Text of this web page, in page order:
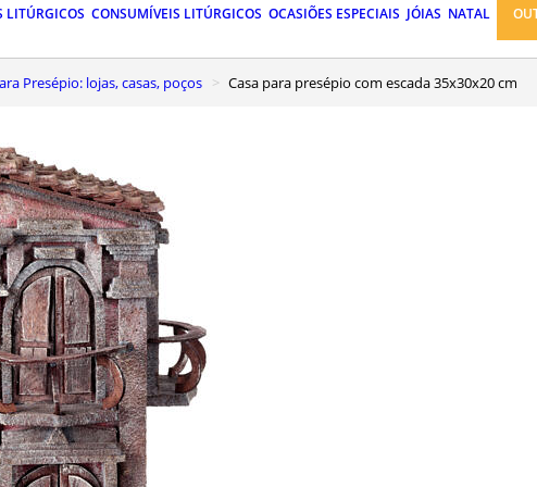
LITÚRGICOS CONSUMÍVEIS LITÚRGICOS OCASIÕES ESPECIAIS JÓIAS NATAL
Presépio: lojas, casas, poços Casa para presépio com escada 35x30x20 cm